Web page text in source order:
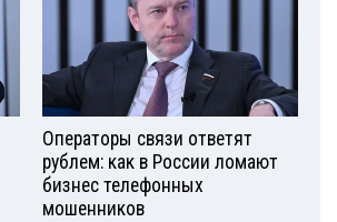
Операторы связи ответят
рублем: как в России ломают
бизнес телефонных
мошенников